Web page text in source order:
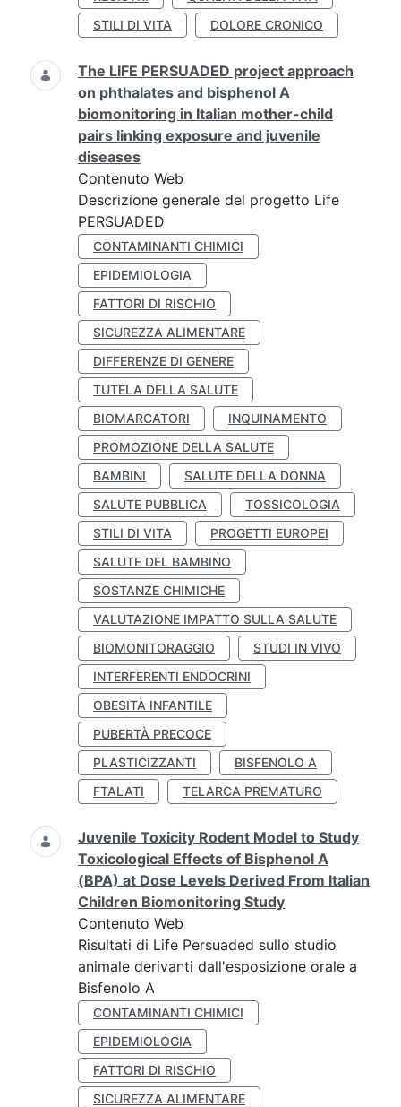
STILI DI VITA
DOLORE CRONICO
The LIFE PERSUADED project approach
on phthalates and bisphenol A
biomonitoring in Italian mother-child
pairs linking exposure and juvenile
diseases
Contenuto Web
Descrizione generale del progetto Life
PERSUADED
CONTAMINANTI CHIMICI
EPIDEMIOLOGIA
FATTORI DI RISCHIO
SICUREZZA ALIMENTARE
DIFFERENZE DI GENERE
TUTELA DELLA SALUTE
BIOMARCATORI
INQUINAMENTO
PROMOZIONE DELLA SALUTE
BAMBINI
SALUTE DELLA DONNA
SALUTE PUBBLICA
TOSSICOLOGIA
STILI DI VITA
PROGETTI EUROPEI
SALUTE DEL BAMBINO
SOSTANZE CHIMICHE
VALUTAZIONE IMPATTO SULLA SALUTE
BIOMONITORAGGIO
STUDI IN VIVO
INTERFERENTI ENDOCRINI
OBESITÀ INFANTILE
PUBERTÀ PRECOCE
PLASTICIZZANTI
BISFENOLO A
FTALATI
TELARCA PREMATURO
Juvenile Toxicity Rodent Model to Study
Toxicological Effects of Bisphenol A
(BPA) at Dose Levels Derived From Italian
Children Biomonitoring Study
Contenuto Web
Risultati di Life Persuaded sullo studio
animale derivanti dall'esposizione orale a
Bisfenolo A
CONTAMINANTI CHIMICI
EPIDEMIOLOGIA
FATTORI DI RISCHIO
SICUREZZA ALIMENTARE